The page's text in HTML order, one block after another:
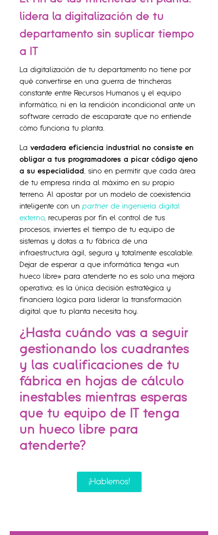
lidera la digitalización de tu
departamento sin suplicar tiempo
a IT
La digitalización de tu departamento no tiene por
qué convertirse en una guerra de trincheras
constante entre Recursos Humanos y el equipo
informático, ni en la rendición incondicional ante un
software cerrado de escaparate que no entiende
cómo funciona tu planta.
La verdadera eficiencia industrial no consiste en
obligar a tus programadores a picar código ajeno
a su especialidad, sino en permitir que cada área
de tu empresa rinda al máximo en su propio
terreno. Al apostar por un modelo de coexistencia
inteligente con un partner de ingeniería digital
externo, recuperas por fin el control de tus
procesos, inviertes el tiempo de tu equipo de
sistemas y dotas a tu fábrica de una
infraestructura ágil, segura y totalmente escalable.
Dejar de esperar a que informática tenga «un
hueco libre» para atenderte no es solo una mejora
operativa; es la única decisión estratégica y
financiera lógica para liderar la transformación
digital que tu planta necesita hoy.
¿Hasta cuándo vas a seguir
gestionando los cuadrantes
y las cualificaciones de tu
fábrica en hojas de cálculo
inestables mientras esperas
que tu equipo de IT tenga
un hueco libre para
atenderte?
¡Hablemos!